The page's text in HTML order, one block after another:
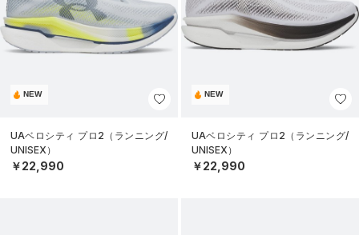
NEW
UAベロシティ プロ2（ランニング/
UNISEX）
￥22,990
NEW
UAベロシティ プロ2（ランニング/
UNISEX）
￥22,990